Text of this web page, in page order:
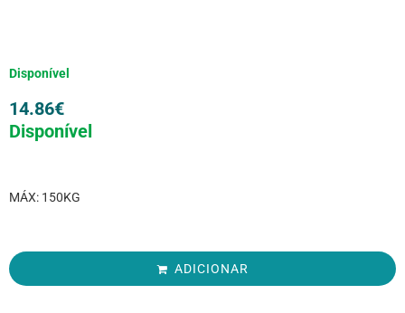
Disponível
14.86€
Disponível
MÁX: 150KG
ADICIONAR